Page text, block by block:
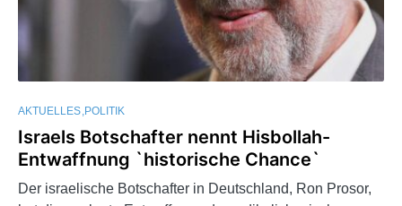
AKTUELLES POLITIK
Israels Botschafter nennt Hisbollah-
Entwaffnung `historische Chance`
Der israelische Botschafter in Deutschland, Ron Prosor,